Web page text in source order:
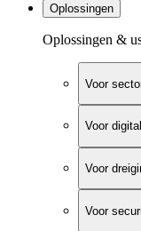
Oplossingen
Oplossingen &
Voor
Voor
Voor
Voor